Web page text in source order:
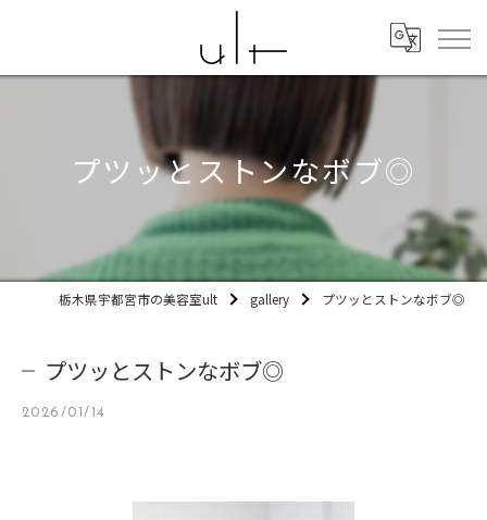
プツッとストンなボブ◎
栃木県宇都宮市の美容室ult gallery プツッとストンなボブ◎
プツッとストンなボブ◎
2026/01/14